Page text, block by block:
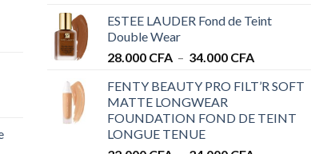
prix :
à
ESTEE LAUDER Fond de Teint
Double Wear
28.000 CFA – 34.000 CFAPlage
prix :
à
FENTY BEAUTY PRO FILT’R SOFT
MATTE LONGWEAR
FOUNDATION FOND DE TEINT
LONGUE TENUE